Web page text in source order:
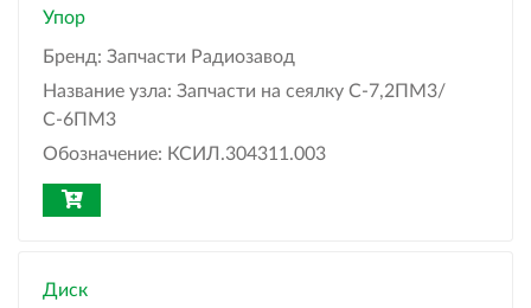
Упор
Бренд: Запчасти Радиозавод
Название узла: Запчасти на сеялку С-7,2ПМ3/
С-6ПМ3
Обозначение: КСИЛ.304311.003
Диск